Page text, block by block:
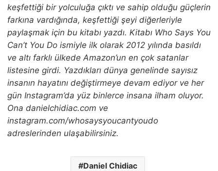
keşfettiği bir yolculuğa çıktı ve sahip olduğu güçlerin
farkına vardığında, keşfettiği şeyi diğerleriyle
paylaşmak için bu kitabı yazdı. Kitabı Who Says You
Can’t You Do ismiyle ilk olarak 2012 yılında basıldı
ve altı farklı ülkede Amazon’un en çok satanlar
listesine girdi. Yazdıkları dünya genelinde sayısız
insanın hayatını değiştirmeye devam ediyor ve her
gün Instagram’da yüz binlerce insana ilham oluyor.
Ona danielchidiac.com ve
instagram.com/whosaysyoucantyoudo
adreslerinden ulaşabilirsiniz.
Daniel Chidiac